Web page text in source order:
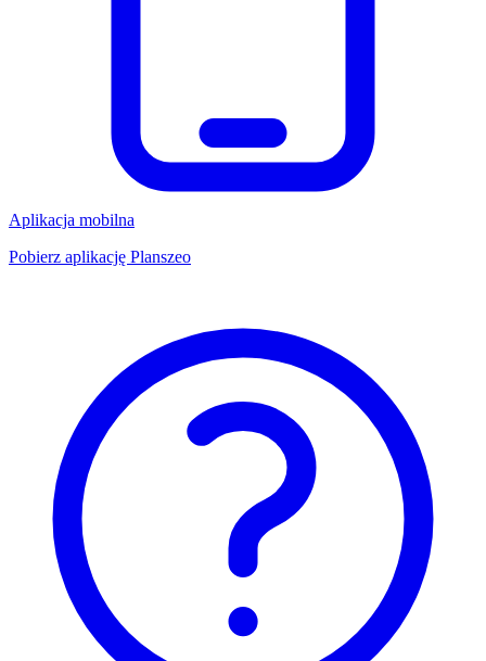
Aplikacja mobilna
Pobierz aplikację Planszeo